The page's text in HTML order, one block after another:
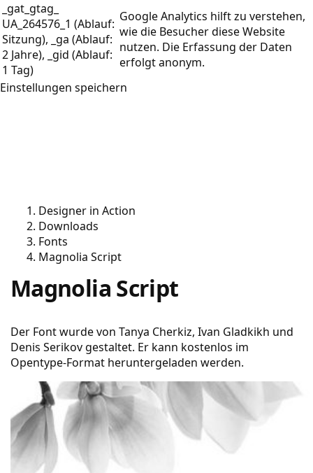
_gat_gtag_
UA_264576_1 (Ablauf:
Sitzung), _ga (Ablauf:
2 Jahre), _gid (Ablauf:
1 Tag)
Google Analytics hilft zu verstehen,
wie die Besucher diese Website
nutzen. Die Erfassung der Daten
erfolgt anonym.
Einstellungen speichern
Designer in Action
Downloads
Fonts
Magnolia Script
Magnolia Script
Der Font wurde von Tanya Cherkiz, Ivan Gladkikh und
Denis Serikov gestaltet. Er kann kostenlos im
Opentype-Format heruntergeladen werden.